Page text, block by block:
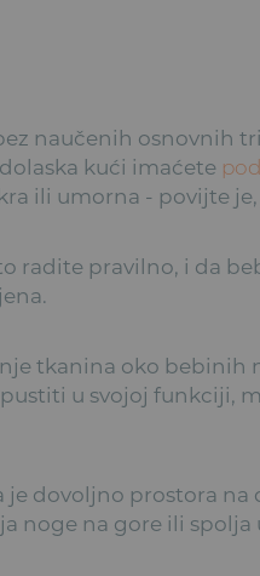
naučenih osnovnih
kući imaćete
ili umorna - povijte
radite pravilno, i da
tkanina oko bebinih
u svojoj funkciji,
dovoljno prostora na
noge na gore ili spolja